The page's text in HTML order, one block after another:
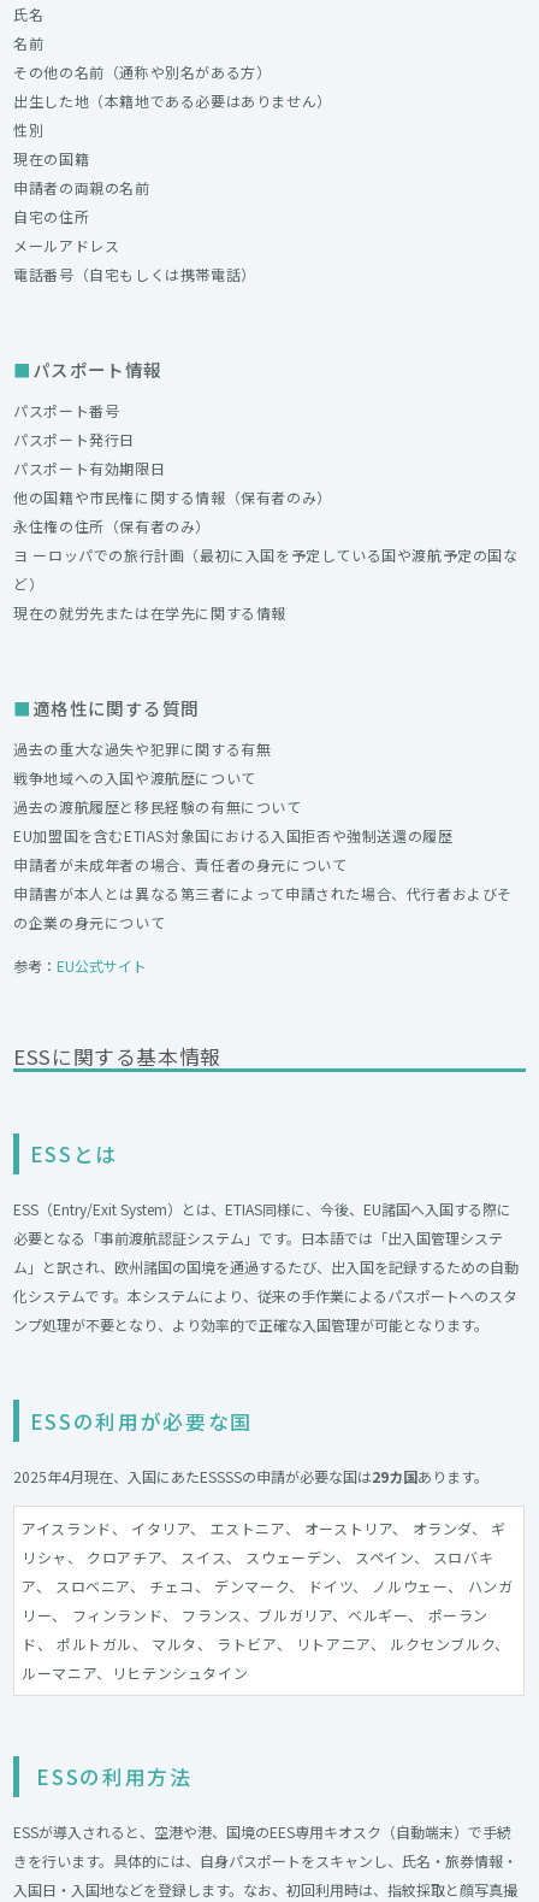
氏名
名前
その他の名前（通称や別名がある方）
出生した地（本籍地である必要はありません）
性別
現在の国籍
申請者の両親の名前
自宅の住所
メールアドレス
電話番号（自宅もしくは携帯電話）
パスポート情報
パスポート番号
パスポート発行日
パスポート有効期限日
他の国籍や市民権に関する情報（保有者のみ）
永住権の住所（保有者のみ）
ヨ ーロッパでの旅行計画（最初に入国を予定している国や渡航予定の国な
ど）
現在の就労先または在学先に関する情報
適格性に関する質問
過去の重大な過失や犯罪に関する有無
戦争地域への入国や渡航歴について
過去の渡航履歴と移民経験の有無について
EU加盟国を含むETIAS対象国における入国拒否や強制送還の履歴
申請者が未成年者の場合、責任者の身元について
申請書が本人とは異なる第三者によって申請された場合、代行者およびそ
の企業の身元について
参考：EU公式サイト
ESSに関する基本情報
ESSとは
ESS（Entry/Exit System）とは、ETIAS同様に、今後、EU諸国へ入国する際に
必要となる「事前渡航認証システム」です。日本語では「出入国管理システ
ム」と訳され、欧州諸国の国境を通過するたび、出入国を記録するための自動
化システムです。本システムにより、従来の手作業によるパスポートへのスタ
ンプ処理が不要となり、より効率的で正確な入国管理が可能となります。
ESSの利用が必要な国
2025年4月現在、入国にあたESSSSの申請が必要な国は29カ国あります。
アイスランド、 イタリア、 エストニア、 オーストリア、 オランダ、 ギ
リシャ、 クロアチア、 スイス、 スウェーデン、 スペイン、 スロバキ
ア、 スロベニア、 チェコ、 デンマーク、 ドイツ、 ノルウェー、 ハンガ
リー、 フィンランド、 フランス、ブルガリア、ベルギー、 ポーラン
ド、 ポルトガル、 マルタ、 ラトビア、 リトアニア、 ルクセンブルク、
ルーマニア、リヒテンシュタイン
ESSの利用方法
ESSが導入されると、空港や港、国境のEES専用キオスク（自動端末）で手続
きを行います。具体的には、自身パスポートをスキャンし、氏名・旅券情報・
入国日・入国地などを登録します。なお、初回利用時は、指紋採取と顔写真撮